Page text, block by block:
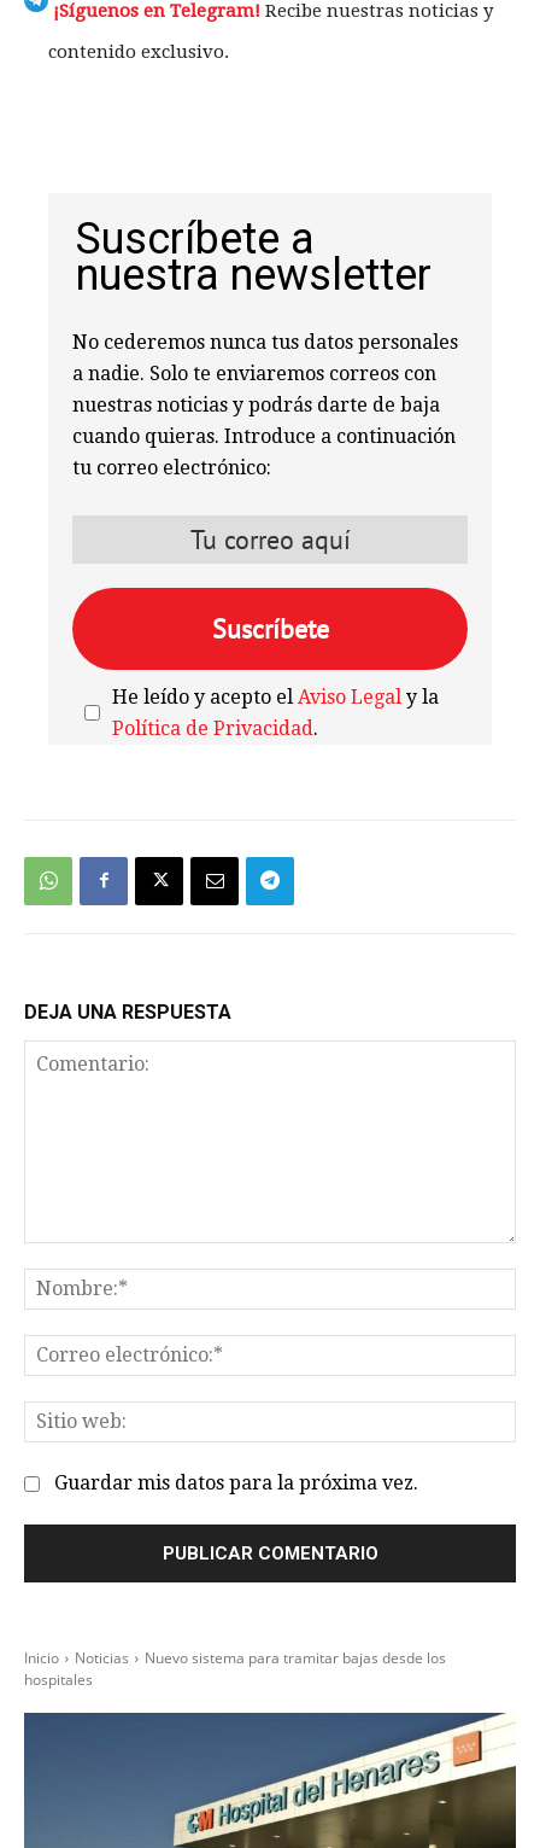
¡Síguenos en Telegram! Recibe nuestras noticias y
contenido exclusivo.
Suscríbete a
nuestra newsletter
No cederemos nunca tus datos personales
a nadie. Solo te enviaremos correos con
nuestras noticias y podrás darte de baja
cuando quieras. Introduce a continuación
tu correo electrónico:
He leído y acepto el Aviso Legal y la
Política de Privacidad.
DEJA UNA RESPUESTA
Guardar mis datos para la próxima vez.